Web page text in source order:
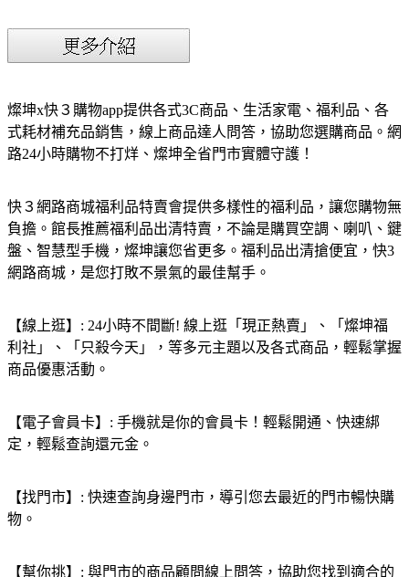
燦坤x快３購物app提供各式3C商品、生活家電、福利品、各
式耗材補充品銷售，線上商品達人問答，協助您選購商品。網
路24小時購物不打烊、燦坤全省門市實體守護！
快３網路商城福利品特賣會提供多樣性的福利品，讓您購物無
負擔。館長推薦福利品出清特賣，不論是購買空調、喇叭、鍵
盤、智慧型手機，燦坤讓您省更多。福利品出清搶便宜，快3
網路商城，是您打敗不景氣的最佳幫手。
【線上逛】: 24小時不間斷! 線上逛「現正熱賣」、「燦坤福
利社」、「只殺今天」，等多元主題以及各式商品，輕鬆掌握
商品優惠活動。
【電子會員卡】: 手機就是你的會員卡！輕鬆開通、快速綁
定，輕鬆查詢還元金。
【找門市】: 快速查詢身邊門市，導引您去最近的門市暢快購
物。
【幫你挑】: 與門市的商品顧問線上問答，協助您找到適合的